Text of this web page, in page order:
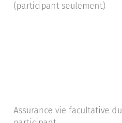
(participant seulement)
Assurance vie facultative du